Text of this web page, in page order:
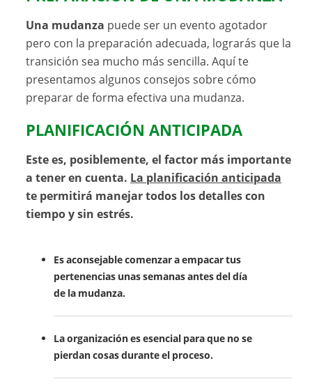
Una mudanza puede ser un evento agotador
pero con la preparación adecuada, lograrás que la
transición sea mucho más sencilla. Aquí te
presentamos algunos consejos sobre cómo
preparar de forma efectiva una mudanza.
PLANIFICACIÓN ANTICIPADA
Este es, posiblemente, el factor más importante
a tener en cuenta. La planificación anticipada
te permitirá manejar todos los detalles con
tiempo y sin estrés.
Es aconsejable comenzar a empacar tus
pertenencias unas semanas antes del día
de la mudanza.
La organización es esencial para que no se
pierdan cosas durante el proceso.